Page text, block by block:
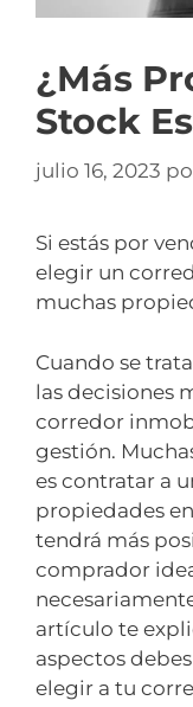
¿Más
Stock
julio 16, 2023
Si estás por
elegir un
muchas
Cuando se
las decisiones
corredor
gestión.
es contratar a
propiedades
tendrá más
comprador
artículo te
aspectos
elegir a tu